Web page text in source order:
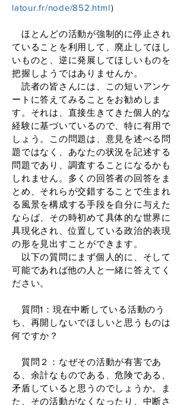
latour.fr/node/852.html）
ほとんどの活動が強制的に停止され
ていることを利用して、廃止してほし
いものと、逆に発展してほしいものを
把握しようではありませんか。
読者の皆さんには、この短いアンケ
ートに答えてみることをお勧めしま
す。それは、直接生きてきた個人的な
経験に基づいているので、特に有用で
しょう。この問題は、意見を述べる問
題ではなく、あなたの状況を記述する
問題であり、調査することになるかも
しれません。多くの回答者の回答をま
とめ、それらが交錯することで生まれ
る風景を構成する手段を自分に与えた
ならば、その時初めて具体的な世界に
具現化され、位置している政治的表現
の形を見出すことができます。
以下の質問にまず個人的に、そして
可能であれば他の人と一緒に答えてく
ださい。
質問1：現在中断している活動のう
ち、再開しないでほしいと思うものは
何ですか？
質問２：なぜその活動が有害であ
る、余計なものである、危険である、
矛盾していると思うのでしょうか。ま
た、その活動がなくなったり、中断さ